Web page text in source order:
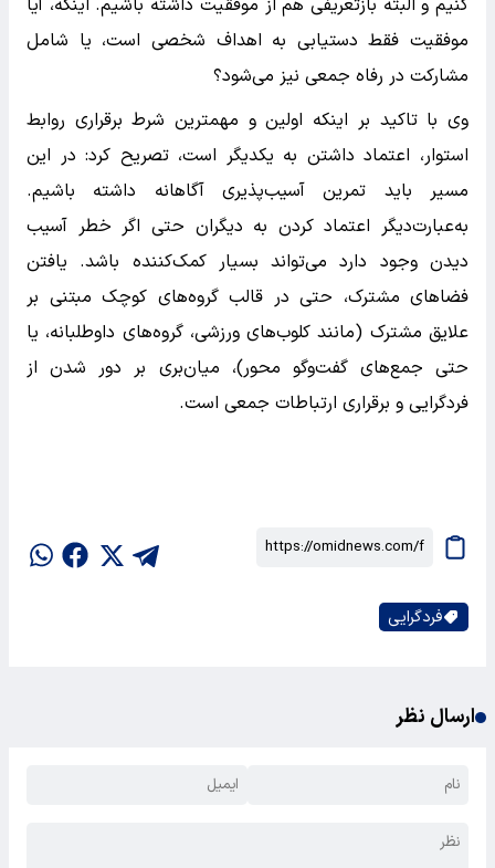
کنیم و البته بازتعریفی هم از موفقیت داشته باشیم. اینکه، آیا
موفقیت فقط دستیابی به اهداف شخصی است، یا شامل
مشارکت در رفاه جمعی نیز می‌شود؟
وی با تاکید بر اینکه اولین و مهمترین شرط برقراری روابط
استوار، اعتماد داشتن به یکدیگر است، تصریح کرد: در این
مسیر باید تمرین آسیب‌پذیری آگاهانه داشته باشیم.
به‌عبارت‌دیگر اعتماد کردن به دیگران حتی اگر خطر آسیب
دیدن وجود دارد می‌تواند بسیار کمک‌کننده باشد. یافتن
فضا‌های مشترک، حتی در قالب گروه‌های کوچک مبتنی بر
علایق مشترک (مانند کلوب‌های ورزشی، گروه‌های داوطلبانه، یا
حتی جمع‌های گفت‌وگو محور)، میان‌بری بر دور شدن از
فردگرایی و برقراری ارتباطات جمعی است.
فردگرایی
ارسال نظر